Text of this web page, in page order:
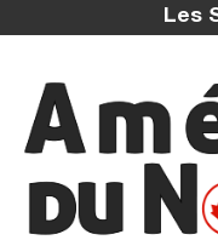
Les